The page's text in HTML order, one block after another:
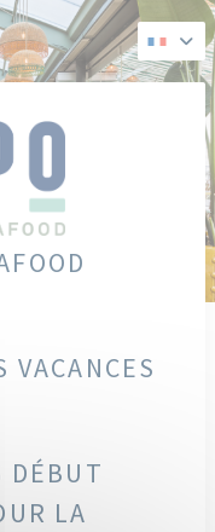
fenêtre))
DÉBUT
LA